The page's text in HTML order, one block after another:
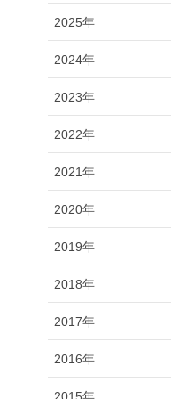
2025年
2024年
2023年
2022年
2021年
2020年
2019年
2018年
2017年
2016年